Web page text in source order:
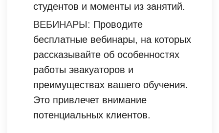
студентов и моменты из занятий.
ВЕБИНАРЫ: Проводите
бесплатные вебинары, на которых
рассказывайте об особенностях
работы эвакуаторов и
преимуществах вашего обучения.
Это привлечет внимание
потенциальных клиентов.